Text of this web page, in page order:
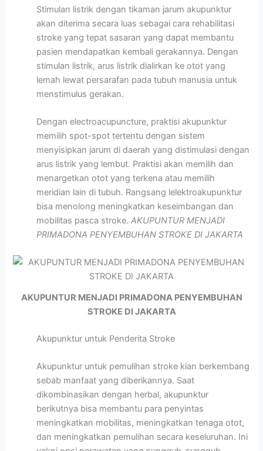
Stimulan listrik dengan tikaman jarum akupunktur
akan diterima secara luas sebagai cara rehabilitasi
stroke yang tepat sasaran yang dapat membantu
pasien mendapatkan kembali gerakannya. Dengan
stimulan listrik, arus listrik dialirkan ke otot yang
lemah lewat persarafan pada tubuh manusia untuk
menstimulus gerakan.
Dengan electroacupuncture, praktisi akupunktur
memilih spot-spot tertentu dengan sistem
menyisipkan jarum di daerah yang distimulasi dengan
arus listrik yang lembut. Praktisi akan memilih dan
menargetkan otot yang terkena atau memilih
meridian lain di tubuh. Rangsang lelektroakupunktur
bisa menolong meningkatkan keseimbangan dan
mobilitas pasca stroke.AKUPUNTUR MENJADI
PRIMADONA PENYEMBUHAN STROKE DI JAKARTA
AKUPUNTUR MENJADI PRIMADONA PENYEMBUHAN
STROKE DI JAKARTA
Akupunktur untuk Penderita Stroke
Akupunktur untuk pemulihan stroke kian berkembang
sebab manfaat yang diberikannya. Saat
dikombinasikan dengan herbal, akupunktur
berikutnya bisa membantu para penyintas
meningkatkan mobilitas, meningkatkan tenaga otot,
dan meningkatkan pemulihan secara keseluruhan. Ini